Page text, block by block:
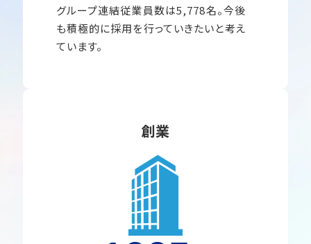
グループ連結従業員数は5,778名。今後
も積極的に採用を行っていきたいと考え
ています。
創業